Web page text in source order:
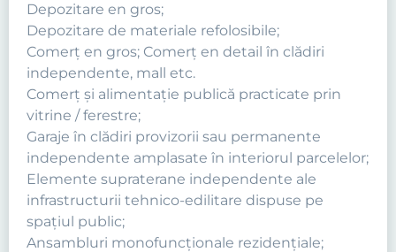
Depozitare en gros;
Depozitare de materiale refolosibile;
Comerţ en gros; Comerţ en detail în clădiri
independente, mall etc.
Comerţ şi alimentaţie publică practicate prin
vitrine / ferestre;
Garaje în clădiri provizorii sau permanente
independente amplasate în interiorul parcelelor;
Elemente supraterane independente ale
infrastructurii tehnico-edilitare dispuse pe
spaţiul public;
Ansambluri monofuncţionale rezidenţiale;